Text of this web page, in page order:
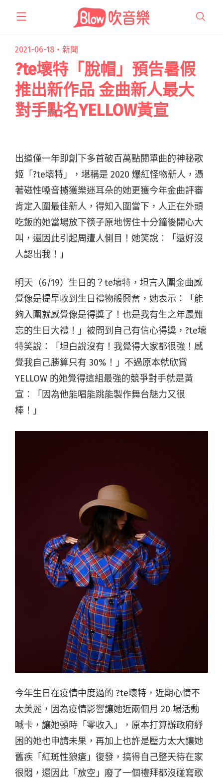
2021-06-18・ 新聞
?te壞特「脫帽」預告暑假
推出新作品 金曲新人最大
對手點名YELLOW黃宣
出道僅一年即創下多首破百萬點閱單曲的神秘歌
姬「?te壞特」，堪稱是 2020 爆紅怪物新人，憑
著磁性嗓音擄獲樂迷耳朵的她更獲今年金曲評審
肯定入圍最佳新人，得知入圍當下，人正在外頭
吃飯的她當場放下筷子原地愣住十分鐘後開心大
叫，還因此引起周遭人側目！她笑說：「還好沒
人認出我！」
明天（6/19）生日的？te壞特，坦言入圍金曲感
覺像是提早收到生日禮物般興奮，她表示：「能
夠入圍就感覺像是得獎了！也是我有生之年最難
忘的生日大禮！」被問到自己有信心得獎，?te壞
特笑說：「坦白說沒有！我覺得大家都很強！感
覺我自己勝算只有 30%！」不過原本就欣賞
YELLOW 的她覺得這組最強的競爭對手就是黃
宣：「因為他能唱能跳能製作舞台魅力又很
棒！」
今年生日在疫情中度過的 ?te壞特，近期心情不
太美麗，因為疫情影響讓她近兩個月 20 場活動
喊卡，讓她頓時「零收入」，原本打算辦政府紓
困的她也申請未果，再加上也許是壓力太大讓她
舊疾「紅斑性狼瘡」復發，搞得自己整天待在家
很悶，還因此「放空」廢了一個禮拜都沒碰寫歌